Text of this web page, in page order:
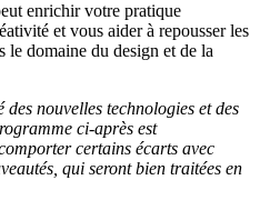
enrichir votre pratique
et vous aider à repousser les
le domaine du design et de la
nouvelles technologies et des
ci-après est
certains écarts avec
qui seront bien traitées en